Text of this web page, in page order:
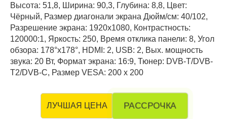
Высота: 51,8, Ширина: 90,3, Глубина: 8,8, Цвет:
Чёрный, Размер диагонали экрана Дюйм/см: 40/102,
Разрешение экрана: 1920x1080, Контрастность:
120000:1, Яркость: 250, Время отклика панели: 8, Угол
обзора: 178°x178°, HDMI: 2, USB: 2, Вых. мощность
звука: 20 Вт, Формат экрана: 16:9, Тюнер: DVB-Т/DVB-
T2/DVB-C, Размер VESA: 200 x 200
ЛУЧШАЯ ЦЕНА РАССРОЧКА